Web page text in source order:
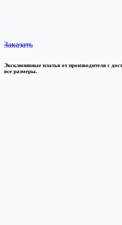
Заказать
Эксклюзивные платья от производителя с
все размеры.